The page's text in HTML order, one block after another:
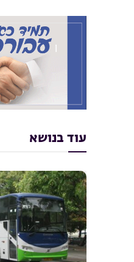
עוד בנושא